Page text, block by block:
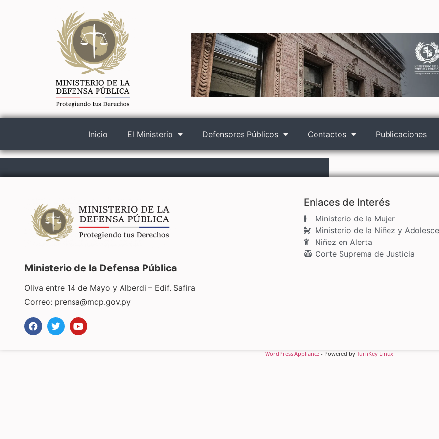
Inicio El Ministerio Defensores Públicos Contactos Publicaciones
Ministerio de la Defensa Pública
Oliva entre 14 de Mayo y Alberdi – Edif. Safira
Correo: prensa@mdp.gov.py
Enlaces de Interés
Ministerio de la Mujer
Ministerio de la Niñez y
Niñez en Alerta
Corte Suprema de Justicia
WordPress Appliance - Powered by TurnKey Linux